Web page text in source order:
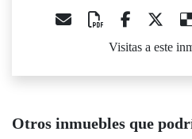
Visitas a este
Otros inmuebles que